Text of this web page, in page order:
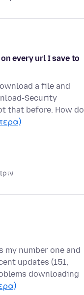
every url I save to
a file and
Security
that before. How do
my number one and
updates (151,
downloading